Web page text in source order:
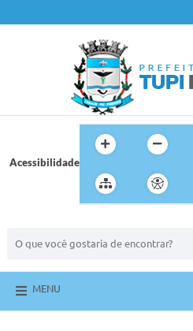
Acessibilidade
MENU